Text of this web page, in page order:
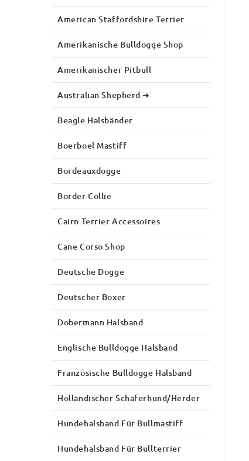
American Staffordshire Terrier
Amerikanische Bulldogge Shop
Amerikanischer Pitbull
Australian Shepherd ➜
Beagle Halsbänder
Boerboel Mastiff
Bordeauxdogge
Border Collie
Cairn Terrier Accessoires
Cane Corso Shop
Deutsche Dogge
Deutscher Boxer
Dobermann Halsband
Englische Bulldogge Halsband
Französische Bulldogge Halsband
Holländischer Schäferhund/Herder
Hundehalsband Für Bullmastiff
Hundehalsband Für Bullterrier